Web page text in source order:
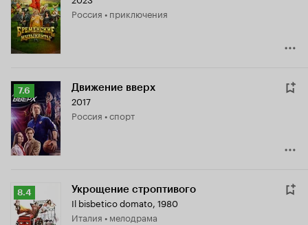
7.3
Россия • приключения
Рейтинг
Кинопоиска
7.6
7.6 Движение вверх
2017
Россия • спорт
Рейтинг
Кинопоиска
8.4
8.4 Укрощение строптивого
Il bisbetico domato, 1980
Италия • мелодрама